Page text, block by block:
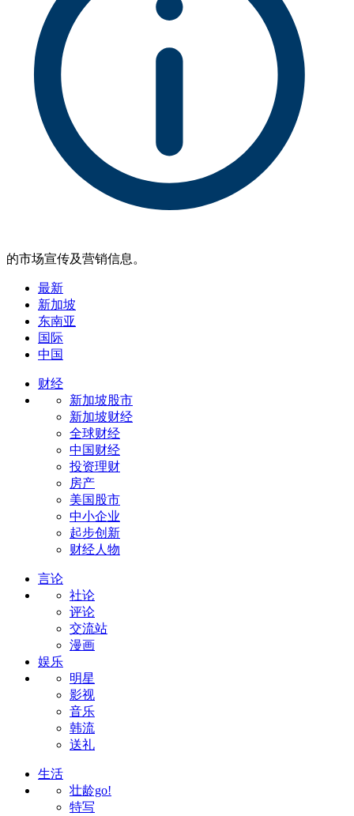
的市场宣传及营销信息。
最新
新加坡
东南亚
国际
中国
财经
新加坡股市
新加坡财经
全球财经
中国财经
投资理财
房产
美国股市
中小企业
起步创新
财经人物
言论
社论
评论
交流站
漫画
娱乐
明星
影视
音乐
韩流
送礼
生活
壮龄go!
特写